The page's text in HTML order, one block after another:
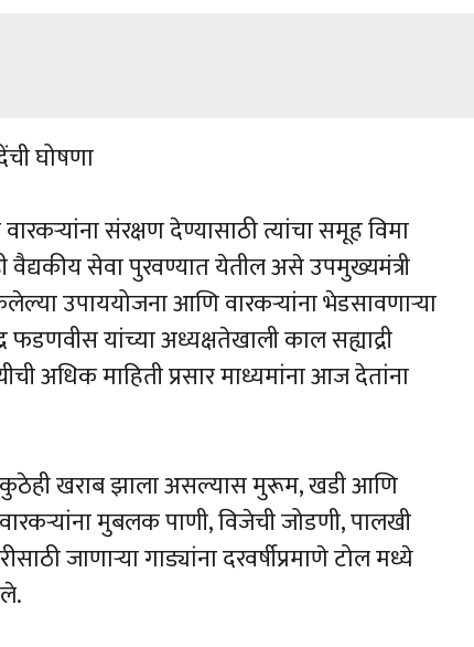
घोषणा
संरक्षण देण्यासाठी त्यांचा समूह विमा
वैद्यकीय सेवा पुरवण्यात येतील असे उपमुख्यमंत्री
उपाययोजना आणि वारकऱ्यांना भेडसावणाऱ्या
फडणवीस यांच्या अध्यक्षतेखाली काल सह्याद्री
अधिक माहिती प्रसार माध्यमांना आज देतांना
कुठेही खराब झाला असल्यास मुरूम, खडी आणि
मुबलक पाणी, विजेची जोडणी, पालखी
जाणाऱ्या गाड्यांना दरवर्षीप्रमाणे टोल मध्ये